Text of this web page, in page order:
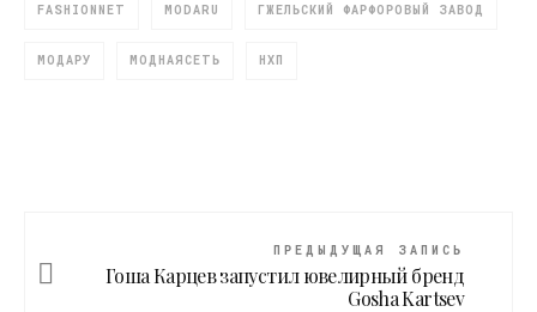
FASHIONNET MODARU ГЖЕЛЬСКИЙ ФАРФОРОВЫЙ ЗАВОД
МОДАРУ МОДНАЯСЕТЬ НХП
ПРЕДЫДУЩАЯ ЗАПИСЬ
Гоша Карцев запустил ювелирный бренд
Gosha Kartsev